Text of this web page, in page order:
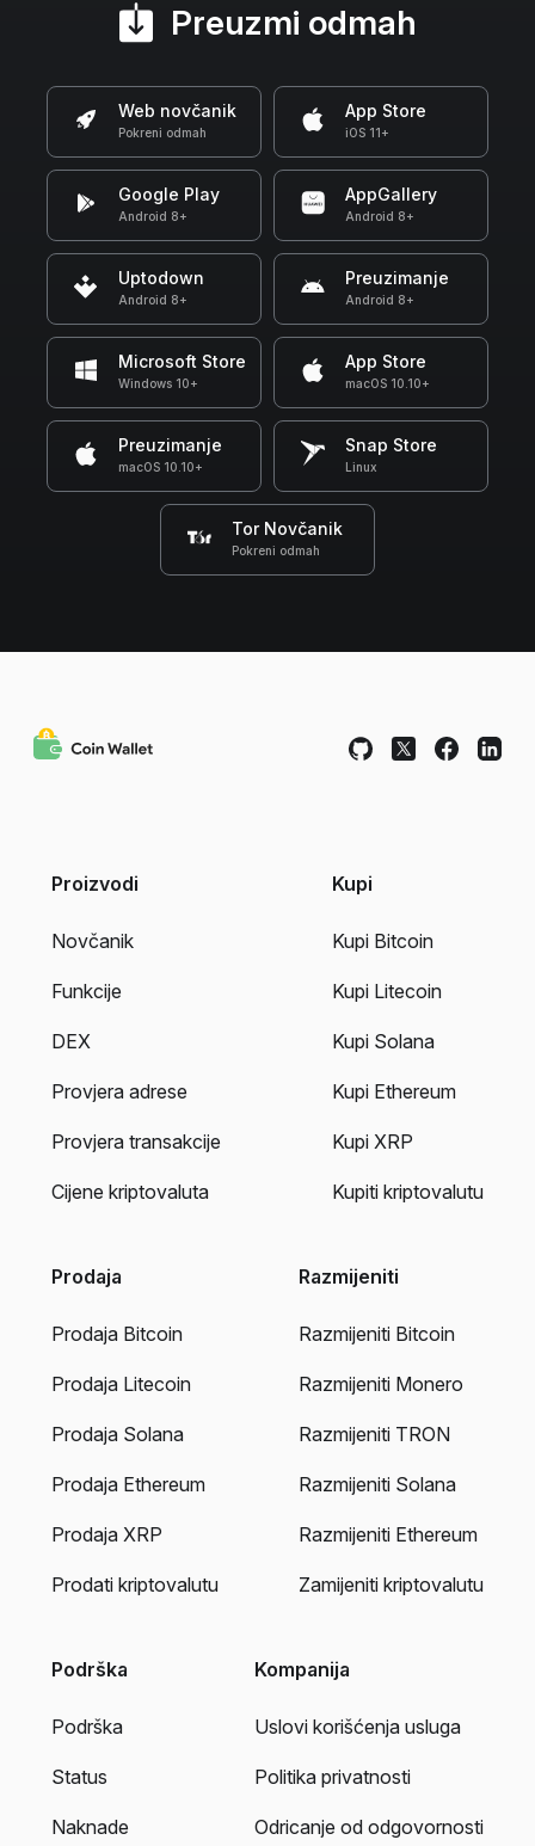
Preuzmi odmah
Web novčanik
Pokreni odmah
App Store
iOS 11+
Google Play
Android 8+
AppGallery
Android 8+
Uptodown
Android 8+
Preuzimanje
Android 8+
Microsoft Store
Windows 10+
App Store
macOS 10.10+
Preuzimanje
macOS 10.10+
Snap Store
Linux
Tor Novčanik
Pokreni odmah
Proizvodi
Novčanik
Funkcije
DEX
Provjera adrese
Provjera transakcije
Cijene kriptovaluta
Kupi
Kupi Bitcoin
Kupi Litecoin
Kupi Solana
Kupi Ethereum
Kupi XRP
Kupiti kriptovalutu
Prodaja
Prodaja Bitcoin
Prodaja Litecoin
Prodaja Solana
Prodaja Ethereum
Prodaja XRP
Prodati kriptovalutu
Razmijeniti
Razmijeniti Bitcoin
Razmijeniti Monero
Razmijeniti TRON
Razmijeniti Solana
Razmijeniti Ethereum
Zamijeniti kriptovalutu
Podrška
Podrška
Status
Naknade
Kompanija
Uslovi korišćenja usluga
Politika privatnosti
Odricanje od odgovornosti